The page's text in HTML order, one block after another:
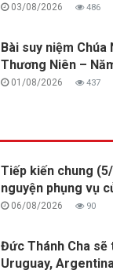
03/08/2026 486
Bài suy niệm Chúa
Thương Niên –
01/08/2026 437
Tiếp kiến chung
nguyện phụng vụ
06/08/2026 90
Đức Thánh Cha sẽ
Uruguay,